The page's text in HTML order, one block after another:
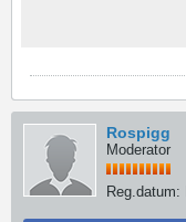
Rospigg
Moderator
Reg.datum: